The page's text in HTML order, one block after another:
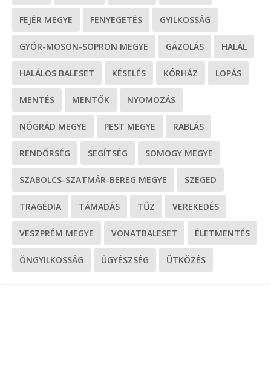
FEJÉR MEGYE FENYEGETÉS GYILKOSSÁG
GYŐR-MOSON-SOPRON MEGYE GÁZOLÁS HALÁL
HALÁLOS BALESET KÉSELÉS KÓRHÁZ LOPÁS
MENTÉS MENTŐK NYOMOZÁS
NÓGRÁD MEGYE PEST MEGYE RABLÁS
RENDŐRSÉG SEGÍTSÉG SOMOGY MEGYE
SZABOLCS-SZATMÁR-BEREG MEGYE SZEGED
TRAGÉDIA TÁMADÁS TŰZ VEREKEDÉS
VESZPRÉM MEGYE VONATBALESET ÉLETMENTÉS
ÖNGYILKOSSÁG ÜGYÉSZSÉG ÜTKÖZÉS